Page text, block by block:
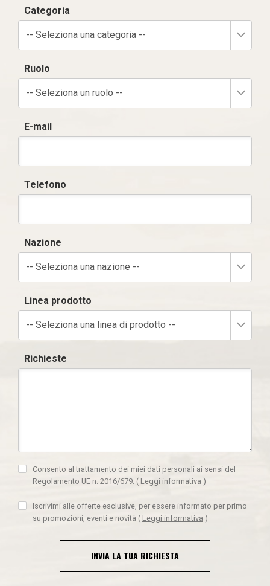
Categoria
-- Seleziona una categoria --
Ruolo
-- Seleziona un ruolo --
E-mail
Telefono
Nazione
-- Seleziona una nazione --
Linea prodotto
-- Seleziona una linea di prodotto --
Richieste
Consento al trattamento dei miei dati personali ai sensi del
Regolamento UE n. 2016/679. ( Leggi informativa )
Iscrivimi alle offerte esclusive, per essere informato per primo
su promozioni, eventi e novità ( Leggi informativa )
INVIA LA TUA RICHIESTA